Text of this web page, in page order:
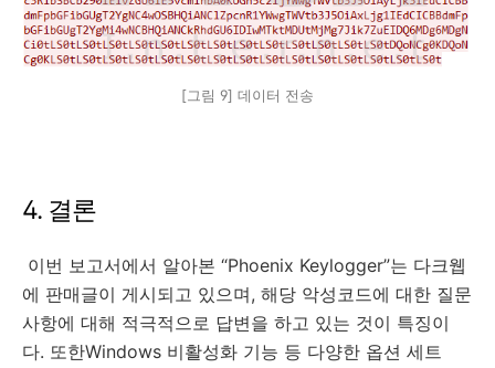
[그림 9] 데이터 전송
4. 결론
이번 보고서에서 알아본 “Phoenix Keylogger”는 다크웹
에 판매글이 게시되고 있으며, 해당 악성코드에 대한 질문
사항에 대해 적극적으로 답변을 하고 있는 것이 특징이
다. 또한Windows 비활성화 기능 등 다양한 옵션 세트